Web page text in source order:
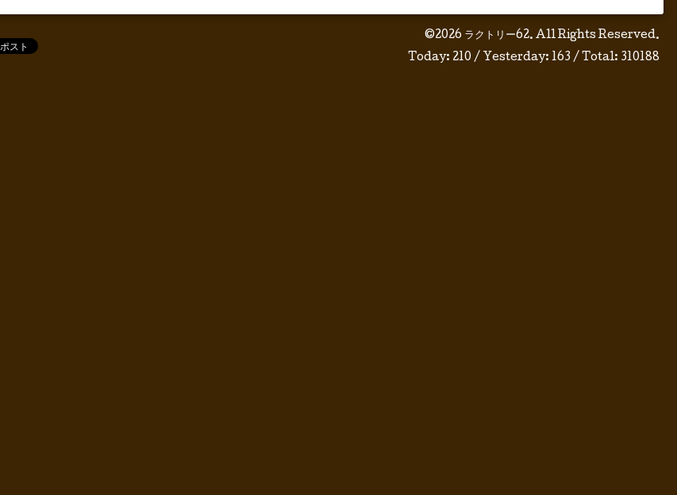
©2026 ラクトリー62. All Rights Reserved.
Today: 210 / Yesterday: 163 / Total: 310188